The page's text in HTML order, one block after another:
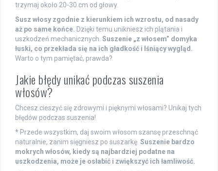
trzymaj około 20-30 cm od głowy.
Susz włosy zgodnie z kierunkiem ich wzrostu, od nasady
aż po same końce. Dzięki temu unikniesz ich plątania i
uszkodzeń mechanicznych. Suszenie „z włosem” domyka
łuski, co przekłada się na ich gładkość i lśniący wygląd.
Warto o tym pamiętać, prawda?
Jakie błędy unikać podczas suszenia
włosów?
Chcesz cieszyć się zdrowymi i pięknymi włosami? Unikaj tych
błędów podczas suszenia!
* Przede wszystkim, daj swoim włosom szansę przeschnąć
naturalnie, zanim sięgniesz po suszarkę. Suszenie bardzo
mokrych włosów, kiedy są najbardziej podatne na
uszkodzenia, może je osłabić i zwiększyć ich łamliwość.